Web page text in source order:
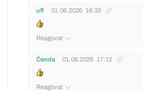
uff 01.06.2026 16:33
Reagovat
Čenda 01.06.2026 17:12
Reagovat